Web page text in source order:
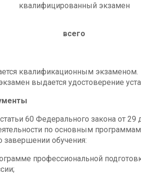
квалифицированный экзамен
всего
квалификационным экзаменом.
выдается удостоверение
60 Федерального закона от
по основным
завершении обучения:
профессиональной